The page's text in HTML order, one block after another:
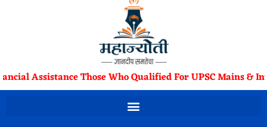
Assistance Those Who Qualified For UPSC Mains &